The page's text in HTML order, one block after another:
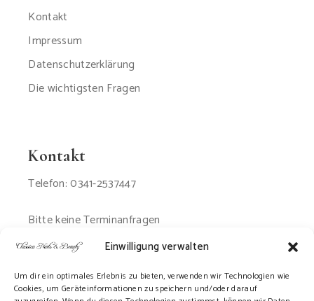
Einwilligung verwalten
Um dir ein optimales Erlebnis zu bieten, verwenden wir Technologien wie
Cookies, um Geräteinformationen zu speichern und/oder darauf
Kontakt
Impressum
Datenschutzerklärung
Die wichtigsten Fragen
Kontakt
Telefon: 0341-2537447
Bitte keine Terminanfragen
per Email oder SMS